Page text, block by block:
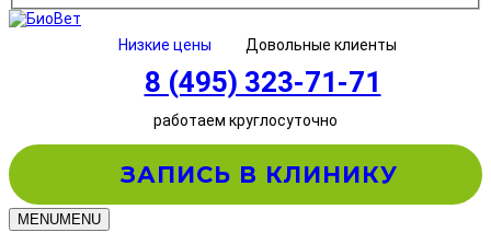
Низкие цены Довольные клиенты
8 (495) 323-71-71
работаем круглосуточно
ЗАПИСЬ В КЛИНИКУ
MENUMENU